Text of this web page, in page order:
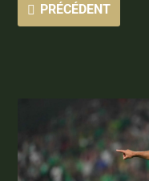
PRÉCÉDENT